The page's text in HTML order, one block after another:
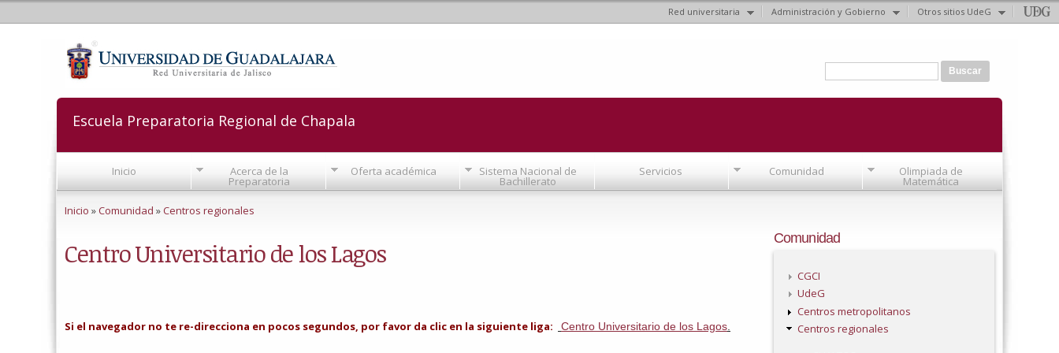
Red universitaria Administración y Gobierno Otros sitios UdeG
Formulario de búsqueda
Escuela Preparatoria Regional de Chapala
Inicio Acerca de la
Preparatoria
Oferta académica Sistema Nacional de
Bachillerato
Servicios Comunidad Olimpiada de
Matemática
Inicio »Comunidad »Centros regionales
Centro Universitario de los Lagos
Si el navegador no te re-direcciona en pocos segundos, por favor da clic en la siguiente liga: Centro Universitario de los Lagos
Comunidad
CGCI
UdeG
Centros metropolitanos
Centros regionales